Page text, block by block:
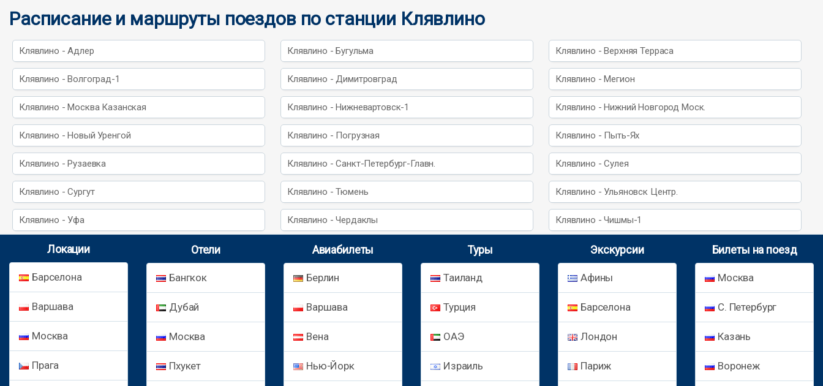
Расписание и маршруты поездов по станции Клявлино
Клявлино - Адлер Клявлино - Бугульма Клявлино - Верхняя Терраса
Клявлино - Волгоград-1 Клявлино - Димитровград Клявлино - Мегион
Клявлино - Москва Казанская Клявлино - Нижневартовск-1 Клявлино - Нижний Новгород Моск.
Клявлино - Новый Уренгой Клявлино - Погрузная Клявлино - Пыть-Ях
Клявлино - Рузаевка Клявлино - Санкт-Петербург-Главн. Клявлино - Сулея
Клявлино - Сургут Клявлино - Тюмень Клявлино - Ульяновск Центр.
Клявлино - Уфа Клявлино - Чердаклы Клявлино - Чишмы-1
Локации
Барселона
Варшава
Москва
Прага
Отели
Бангкок
Дубай
Москва
Пхукет
Авиабилеты
Берлин
Варшава
Вена
Нью-Йорк
Туры
Таиланд
Турция
ОАЭ
Израиль
Экскурсии
Афины
Барселона
Лондон
Париж
Билеты на поезд
Москва
С. Петербург
Казань
Воронеж